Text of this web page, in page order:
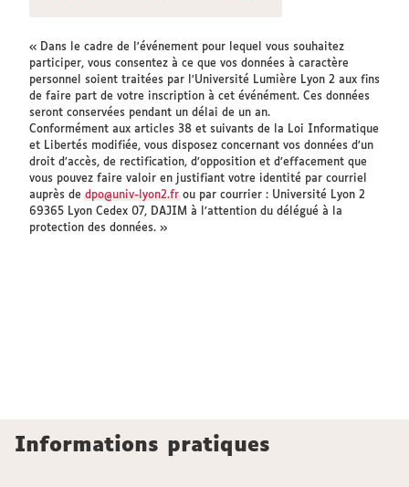
laisser
vide.
« Dans le cadre de l'événement pour lequel vous souhaitez
participer, vous consentez à ce que vos données à caractère
personnel soient traitées par l’Université Lumière Lyon 2 aux fins
de faire part de votre inscription à cet événément. Ces données
seront conservées pendant un délai de un an.
Conformément aux articles 38 et suivants de la Loi Informatique
et Libertés modifiée, vous disposez concernant vos données d’un
droit d’accès, de rectification, d’opposition et d’effacement que
vous pouvez faire valoir en justifiant votre identité par courriel
auprès de dpo@univ-lyon2.fr ou par courrier : Université Lyon 2
69365 Lyon Cedex 07, DAJIM à l’attention du délégué à la
protection des données. »
Informations pratiques